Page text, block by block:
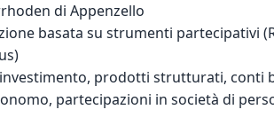
di Appenzello
basata su strumenti partecipativi
prodotti strutturati, conti
partecipazioni in società di